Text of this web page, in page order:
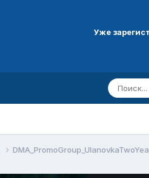
Уже